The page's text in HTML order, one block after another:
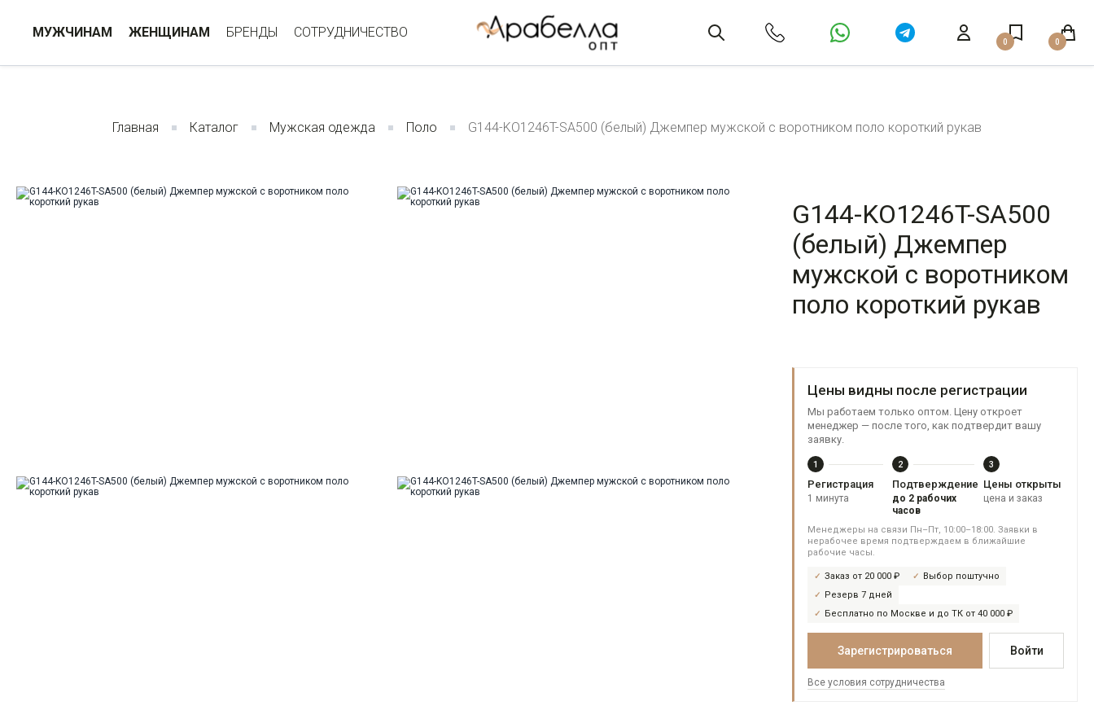
МУЖЧИНАМ ЖЕНЩИНАМ БРЕНДЫ СОТРУДНИЧЕСТВО
0 0
Главная Каталог Мужская одежда Поло G144-KO1246T-SA500 (белый) Джемпер мужской с воротником поло короткий рукав
G144-KO1246T-SA500
(белый) Джемпер
мужской с воротником
поло короткий рукав
Цены видны после регистрации
Мы работаем только оптом. Цену откроет
менеджер — после того, как подтвердит вашу
заявку.
1
Регистрация
1 минута
2
Подтверждение
до 2 рабочих
часов
3
Цены открыты
цена и заказ
Менеджеры на связи Пн–Пт, 10:00–18:00. Заявки в
нерабочее время подтверждаем в ближайшие
рабочие часы.
Заказ от 20 000 ₽
Выбор поштучно
Резерв 7 дней
Бесплатно по Москве и до ТК от 40 000 ₽
Зарегистрироваться Войти
Все условия сотрудничества